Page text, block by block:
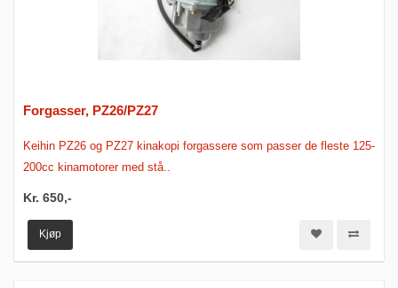
Forgasser, PZ26/PZ27
Keihin PZ26 og PZ27 kinakopi forgassere som passer de fleste 125-
200cc kinamotorer med stå..
Kr. 650,-
Kjøp